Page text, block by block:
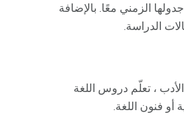
الزمني معًا. بالإضافة
الدراسة.
، تعلّم دروس اللغة
أو فنون اللغة.